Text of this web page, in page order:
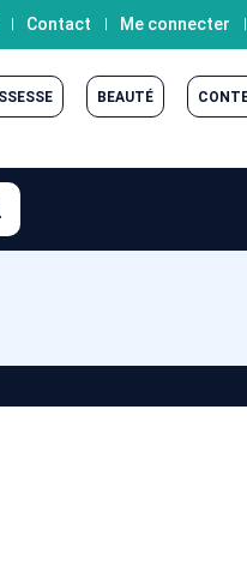
Contact Me connecter
BEAUTÉ